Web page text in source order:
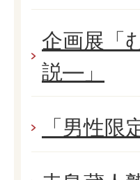
企画展「
説―」
「男性